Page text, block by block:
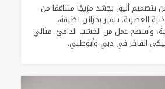
بتصميم أنيق يجسّد مزيجًا متناغمًا من
العصرية. يتميز بخزائن نظيفة،
وأسطح عمل من الخشب الدافئ. مثالي
الفاخر في دبي وأبوظبي.